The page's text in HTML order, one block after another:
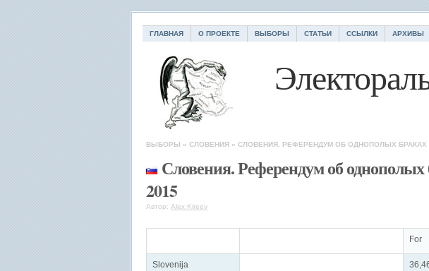
ГЛАВНАЯ О ПРОЕКТЕ ВЫБОРЫ СТАТЬИ ССЫЛКИ АРХИВЫ
ВЫБОРЫ » СЛОВЕНИЯ » СЛОВЕНИЯ. РЕФЕРЕНДУМ ОБ ОДНОПОЛЫХ БРАКАХ
Словения. Референдум об однополых
2015
Автор: Alex Kireev
For
Slovenija